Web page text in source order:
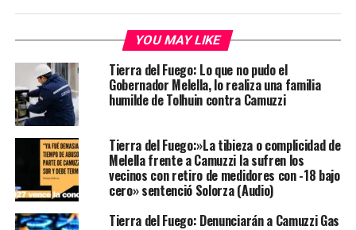
YOU MAY LIKE
Tierra del Fuego: Lo que no pudo el
Gobernador Melella, lo realiza una familia
humilde de Tolhuin contra Camuzzi
Tierra del Fuego:»La tibieza o complicidad de
Melella frente a Camuzzi la sufren los
vecinos con retiro de medidores con -18 bajo
cero» sentenció Solorza (Audio)
Tierra del Fuego: Denunciarán a Camuzzi Gas